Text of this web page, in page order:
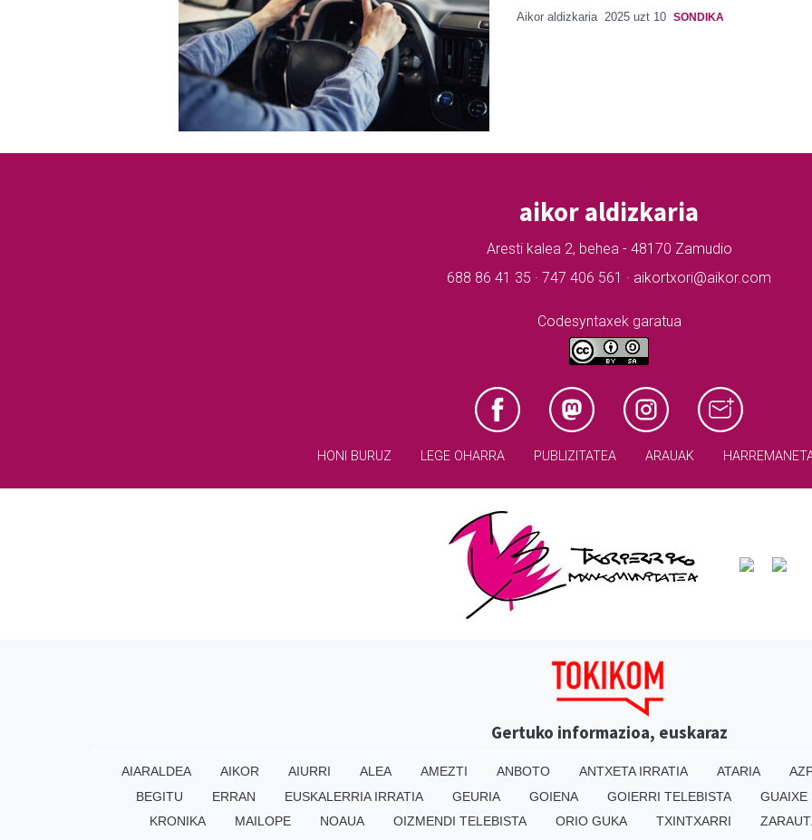
Aikor aldizkaria 2025 uzt 10 SONDIKA
aikor aldizkaria
Aresti kalea 2, behea - 48170 Zamudio
688 86 41 35 · 747 406 561 · aikortxori@aikor.com
Codesyntaxek garatua
HONI BURUZ LEGE OHARRA PUBLIZITATEA ARAUAK
Gertuko informazioa, euskaraz
AIARALDEA AIKOR AIURRI ALEA AMEZTI ANBOTO ANTXETA IRRATIA ATARIA
BEGITU
ERRAN EUSKALERRIA IRRATIA GEURIA GOIENA GOIERRI TELEBISTA GUAIXE
KRONIKA
MAILOPE NOAUA OIZMENDI TELEBISTA ORIO GUKA TXINTXARRI